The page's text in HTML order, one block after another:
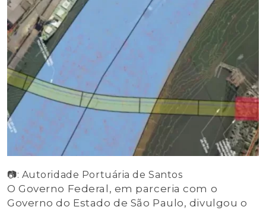
📷: Autoridade Portuária de Santos
O Governo Federal, em parceria com o
Governo do Estado de São Paulo, divulgou o